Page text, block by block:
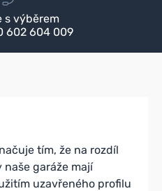
s výběrem
602 604 009
tím, že na rozdíl
garáže mají
uzavřeného profilu